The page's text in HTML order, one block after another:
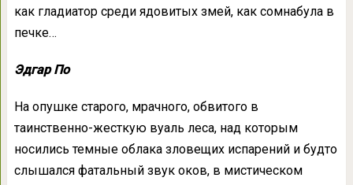
как гладиатор среди ядовитых змей, как сомнабула в
печке…
Эдгар По
На опушке старого, мрачного, обвитого в
таинственно-жесткую вуаль леса, над которым
носились темные облака зловещих испарений и будто
слышался фатальный звук оков, в мистическом